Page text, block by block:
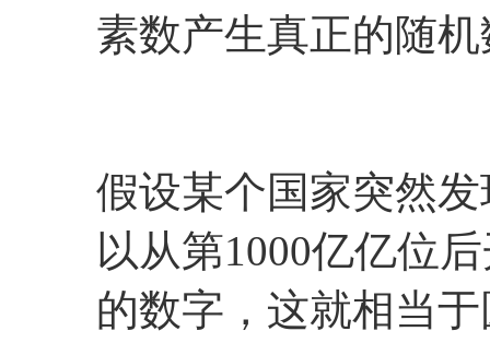
素数产生真正的随
假设某个国家突然
以从第1000亿亿位
的数字，这就相当